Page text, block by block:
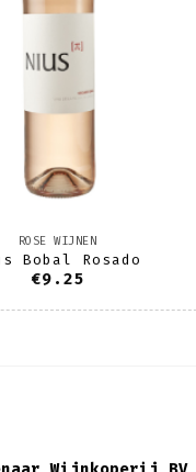
ROSE WIJNEN
Bobal Rosado
€9.25